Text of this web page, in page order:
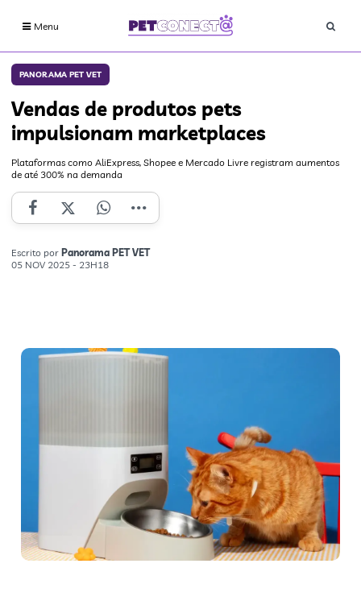
Menu
PANORAMA PET VET
Vendas de produtos pets
impulsionam marketplaces
Plataformas como AliExpress, Shopee e Mercado Livre registram aumentos
de até 300% na demanda
Escrito por Panorama PET VET
05 NOV 2025 - 23H18